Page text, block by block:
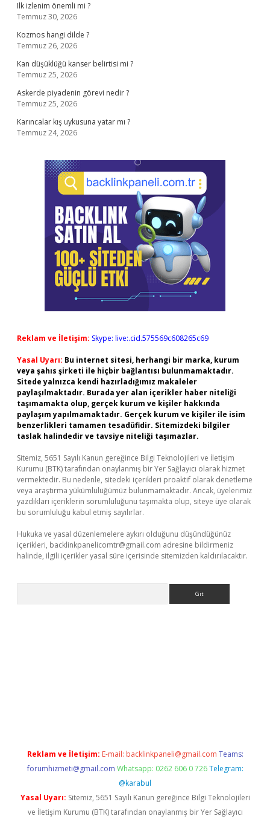
Ilk izlenim önemli mi ?
Temmuz 30, 2026
Kozmos hangi dilde ?
Temmuz 26, 2026
Kan düşüklüğü kanser belirtisi mi ?
Temmuz 25, 2026
Askerde piyadenin görevi nedir ?
Temmuz 25, 2026
Karıncalar kış uykusuna yatar mı ?
Temmuz 24, 2026
Reklam ve İletişim: Skype: live:.cid.575569c608265c69
Yasal Uyarı: Bu internet sitesi, herhangi bir marka, kurum
veya şahıs şirketi ile hiçbir bağlantısı bulunmamaktadır.
Sitede yalnızca kendi hazırladığımız makaleler
paylaşılmaktadır. Burada yer alan içerikler haber niteliği
taşımamakta olup, gerçek kurum ve kişiler hakkında
paylaşım yapılmamaktadır. Gerçek kurum ve kişiler ile isim
benzerlikleri tamamen tesadüfidir. Sitemizdeki bilgiler
taslak halindedir ve tavsiye niteliği taşımazlar.
Sitemiz, 5651 Sayılı Kanun gereğince Bilgi Teknolojileri ve İletişim
Kurumu (BTK) tarafından onaylanmış bir Yer Sağlayıcı olarak hizmet
vermektedir. Bu nedenle, sitedeki içerikleri proaktif olarak denetleme
veya araştırma yükümlülüğümüz bulunmamaktadır. Ancak, üyelerimiz
yazdıkları içeriklerin sorumluluğunu taşımakta olup, siteye üye olarak
bu sorumluluğu kabul etmiş sayılırlar.
Hukuka ve yasal düzenlemelere aykırı olduğunu düşündüğünüz
içerikleri, backlinkpanelicomtr@gmail.com adresine bildirmeniz
halinde, ilgili içerikler yasal süre içerisinde sitemizden kaldırılacaktır.
Reklam ve İletişim: E-mail: backlinkpaneli@gmail.com Teams:
forumhizmeti@gmail.com Whatsapp: 0262 606 0 726 Telegram:
@karabul
Yasal Uyarı: Sitemiz, 5651 Sayılı Kanun gereğince Bilgi Teknolojileri
ve İletişim Kurumu (BTK) tarafından onaylanmış bir Yer Sağlayıcı